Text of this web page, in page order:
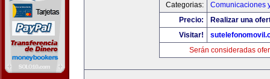
Categorias:
Comunicaciones
Precio:
Realizar una
Visitar!
Serán consideradas